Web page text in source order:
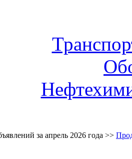
за апрель 2026 года >>